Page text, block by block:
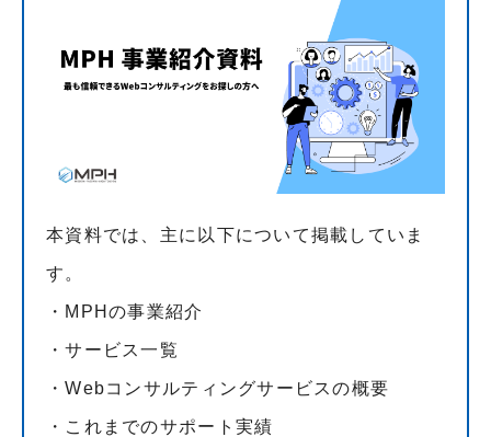
本資料では、主に以下について掲載していま
す。
・MPHの事業紹介
・サービス一覧
・Webコンサルティングサービスの概要
・これまでのサポート実績